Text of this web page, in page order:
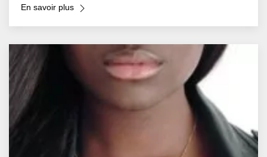
En savoir plus